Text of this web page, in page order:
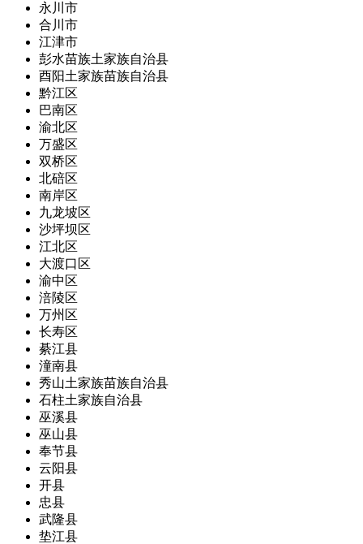
永川市
合川市
江津市
彭水苗族土家族自治县
酉阳土家族苗族自治县
黔江区
巴南区
渝北区
万盛区
双桥区
北碚区
南岸区
九龙坡区
沙坪坝区
江北区
大渡口区
渝中区
涪陵区
万州区
长寿区
綦江县
潼南县
秀山土家族苗族自治县
石柱土家族自治县
巫溪县
巫山县
奉节县
云阳县
开县
忠县
武隆县
垫江县